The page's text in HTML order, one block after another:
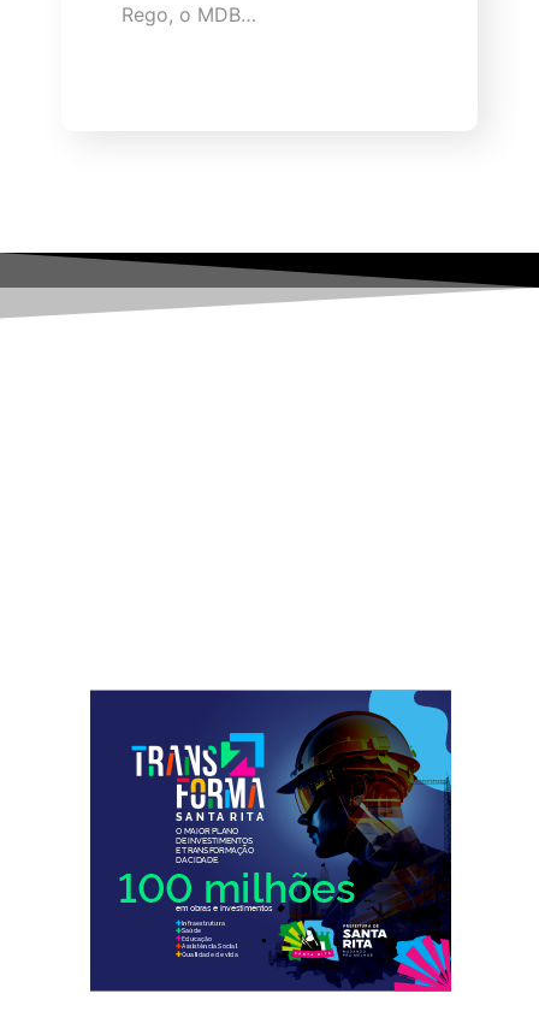
Rego, o MDB…